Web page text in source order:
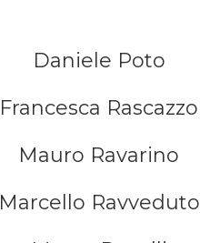
Daniele Poto
Francesca Rascazzo
Mauro Ravarino
Marcello Ravveduto